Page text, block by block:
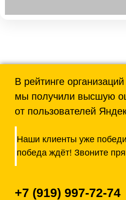
В рейтинге
мы получили высшую
от пользователей
Наши клиенты уже
победа ждёт! Звоните
+7 (919) 997-72-74